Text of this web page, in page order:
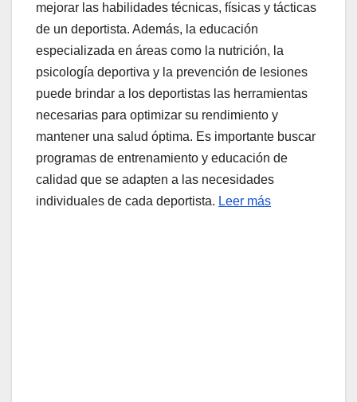
mejorar las habilidades técnicas, físicas y tácticas
de un deportista. Además, la educación
especializada en áreas como la nutrición, la
psicología deportiva y la prevención de lesiones
puede brindar a los deportistas las herramientas
necesarias para optimizar su rendimiento y
mantener una salud óptima. Es importante buscar
programas de entrenamiento y educación de
calidad que se adapten a las necesidades
individuales de cada deportista. Leer más